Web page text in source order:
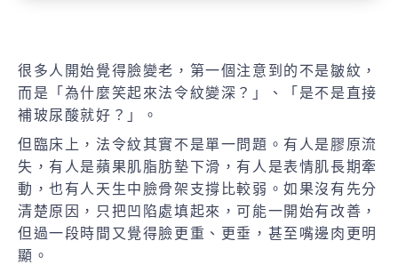
很多人開始覺得臉變老，第一個注意到的不是皺紋，
而是「為什麼笑起來法令紋變深？」、「是不是直接
補玻尿酸就好？」。
但臨床上，法令紋其實不是單一問題。有人是膠原流
失，有人是蘋果肌脂肪墊下滑，有人是表情肌長期牽
動，也有人天生中臉骨架支撐比較弱。如果沒有先分
清楚原因，只把凹陷處填起來，可能一開始有改善，
但過一段時間又覺得臉更重、更垂，甚至嘴邊肉更明
顯。